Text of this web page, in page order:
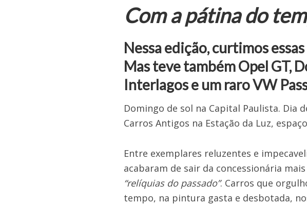
Com a pátina do
Nessa edição, curtimos
Mas teve também Opel GT,
Interlagos e um raro VW
Domingo de sol na Capital Paulista. Dia
Carros Antigos na Estação da Luz,
Entre exemplares reluzentes e
acabaram de sair da concessionária
“relíquias do passado”. Carros que
tempo, na pintura gasta e desbotada,